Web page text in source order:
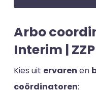
Arbo
Interim |
Kies uit ervaren en
coördinatoren: